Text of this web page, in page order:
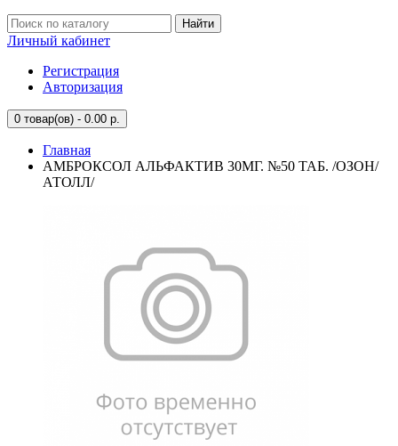
Найти
Личный кабинет
Регистрация
Авторизация
0 товар(ов) - 0.00 р.
Главная
АМБРОКСОЛ АЛЬФАКТИВ 30МГ. №50 ТАБ. /ОЗОН/
АТОЛЛ/